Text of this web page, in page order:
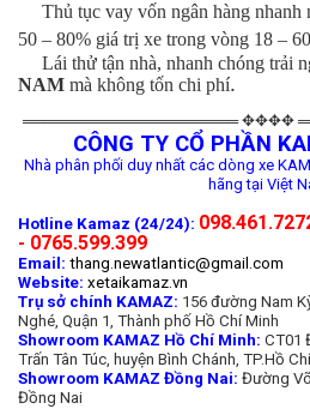
Thủ tục vay vốn ngân hàng nhanh
50 – 80% giá trị xe trong vòng 18 –
Lái thử tận nhà, nhanh chóng trải
NAM mà không tốn chi phí.
════════════════════ ✥✥✥✥
CÔNG TY CỔ PHẦN
Nhà phân phối duy nhất các dòng xe
hãng tại Việt
Hotline Kamaz (24/24):
- 0765.599.399
Email: thang.newatlantic@gmail.com
Website: xetaikamaz.vn
Trụ sở chính KAMAZ: 156 đường Nam
Nghé, Quận 1, Thành phố Hồ Chí Minh
Showroom KAMAZ Hồ Chí Minh: CT01
Trấn Tân Túc, huyện Bình Chánh, TP.Hồ
Showroom KAMAZ Đồng Nai: Đường
Đồng Nai